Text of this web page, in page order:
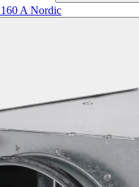
A Nordic